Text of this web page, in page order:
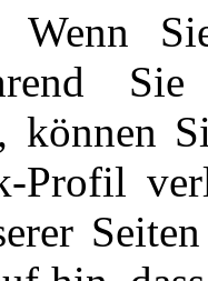
Wenn
können
Profil